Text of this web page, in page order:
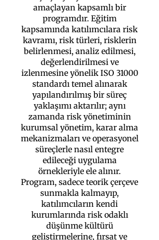
amaçlayan kapsamlı bir
programdır. Eğitim
kapsamında katılımcılara risk
kavramı, risk türleri, risklerin
belirlenmesi, analiz edilmesi,
değerlendirilmesi ve
izlenmesine yönelik ISO 31000
standardı temel alınarak
yapılandırılmış bir süreç
yaklaşımı aktarılır; aynı
zamanda risk yönetiminin
kurumsal yönetim, karar alma
mekanizmaları ve operasyonel
süreçlerle nasıl entegre
edileceği uygulama
örnekleriyle ele alınır.
Program, sadece teorik çerçeve
sunmakla kalmayıp,
katılımcıların kendi
kurumlarında risk odaklı
düşünme kültürü
geliştirmelerine, fırsat ve